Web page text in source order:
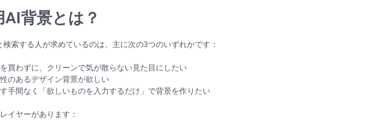
背景とは？
検索する人が求めているのは、主に次の3つのいずれかです：
買わずに、クリーンで気が散らない見た目にしたい
のあるデザイン背景が欲しい
手間なく「欲しいものを入力するだけ」で背景を作りたい
イヤーがあります：